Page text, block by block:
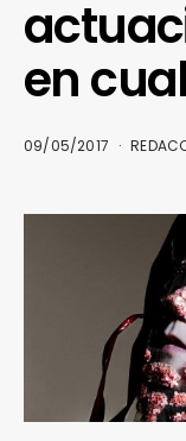
en
09/05/2017